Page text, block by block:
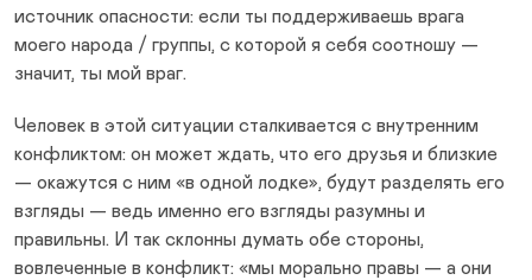
источник опасности: если ты поддерживаешь врага
моего народа / группы, с которой я себя соотношу —
значит, ты мой враг.
Человек в этой ситуации сталкивается с внутренним
конфликтом: он может ждать, что его друзья и близкие
— окажутся с ним «в одной лодке», будут разделять его
взгляды — ведь именно его взгляды разумны и
правильны. И так склонны думать обе стороны,
вовлеченные в конфликт: «мы морально правы — а они